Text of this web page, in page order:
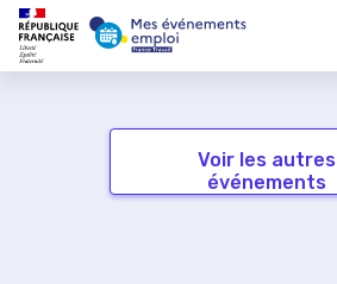
Voir les autres
événements